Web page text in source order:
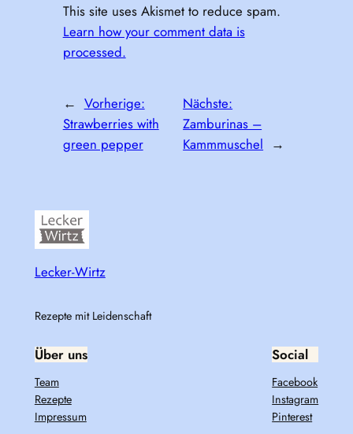
This site uses Akismet to reduce spam.
Learn how your comment data is
processed.
← Vorherige:
Strawberries with
green pepper
Nächste:
Zamburinas –
Kammmuschel →
Lecker-Wirtz
Rezepte mit Leidenschaft
Über uns
Team
Rezepte
Impressum
Social
Facebook
Instagram
Pinterest